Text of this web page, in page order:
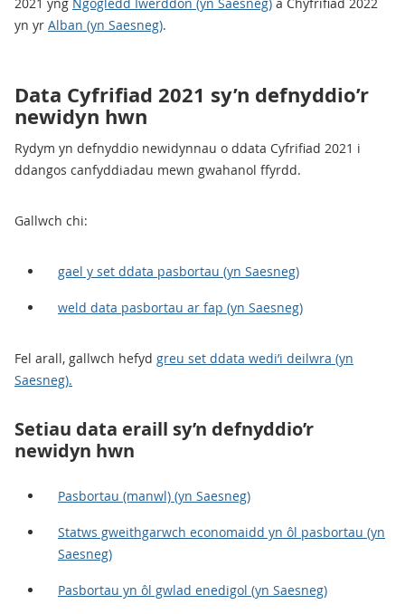
yn yr Alban (yn Saesneg).
Data Cyfrifiad 2021 sy’n defnyddio’r
newidyn hwn
Rydym yn defnyddio newidynnau o ddata Cyfrifiad 2021 i
ddangos canfyddiadau mewn gwahanol ffyrdd.
Gallwch chi:
gael y set ddata pasbortau (yn Saesneg)
weld data pasbortau ar fap (yn Saesneg)
Fel arall, gallwch hefyd greu set ddata wedi’i deilwra (yn
Saesneg).
Setiau data eraill sy’n defnyddio’r
newidyn hwn
Pasbortau (manwl) (yn Saesneg)
Statws gweithgarwch economaidd yn ôl pasbortau (yn
Saesneg)
Pasbortau yn ôl gwlad enedigol (yn Saesneg)